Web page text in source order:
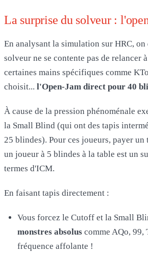
La surprise du solveur :
En analysant la simulation sur HRC, on
solveur ne se contente pas de relancer
certaines mains spécifiques comme
choisit... l'Open-Jam direct pour 40
À cause de la pression phénoménale
la Small Blind (qui ont des tapis
25 blindes). Pour ces joueurs, payer
un joueur à 5 blindes à la table est un
termes d'ICM.
En faisant tapis directement :
Vous forcez le Cutoff et la Small
monstres absolus comme AQo, 99,
fréquence affolante !